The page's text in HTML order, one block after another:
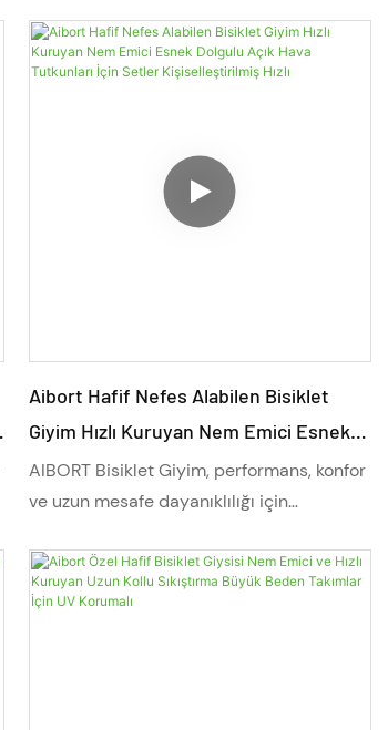
nem yönetimi ve tam kişiselleştirme
seçenekleriyle bu profesyonel bisiklet
uzun süreli dayanıklılık sunar. Her
seviyeden bisikletçi için tasarlanan bu
ürün, her sürüşte hızı, konforu ve güvenliği
Aibort Hafif Nefes Alabilen Bisiklet
Giyim Hızlı Kuruyan Nem Emici Esnek
Dolgulu Açık Hava Tutkunları İçin Setler
Kişiselleştirilmiş Hızlı
AIBORT Bisiklet Giyim, performans, konfor
ve uzun mesafe dayanıklılığı için
nem yönetimi ve tam kişiselleştirme
seçenekleriyle bu profesyonel bisiklet